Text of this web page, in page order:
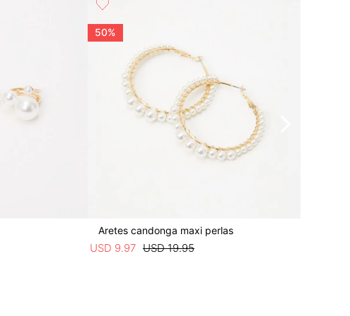
50%
Aretes candonga maxi perlas
USD 19.95
USD 9.97